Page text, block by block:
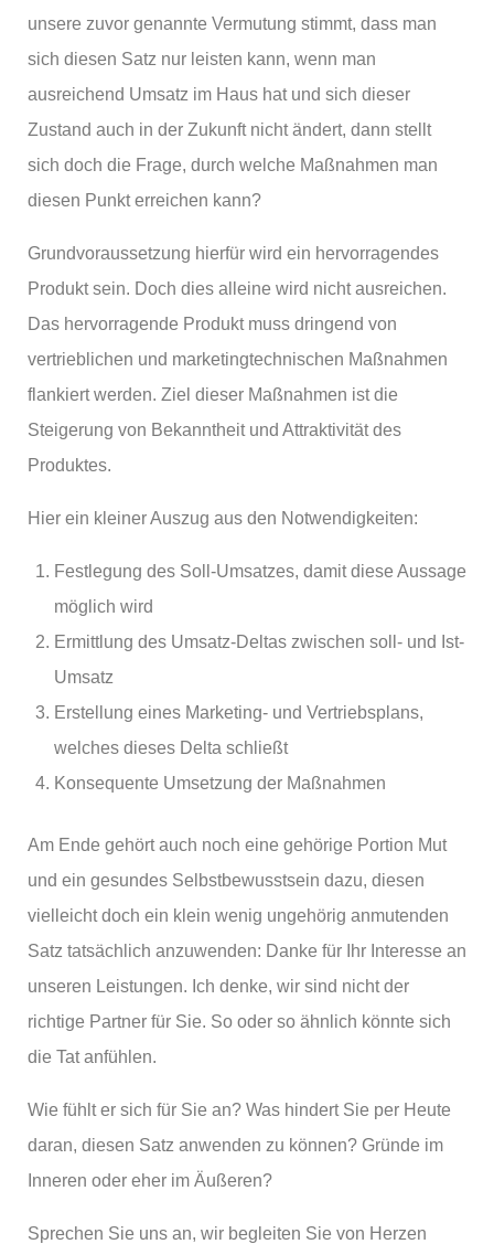
unsere zuvor genannte Vermutung stimmt, dass man
sich diesen Satz nur leisten kann, wenn man
ausreichend Umsatz im Haus hat und sich dieser
Zustand auch in der Zukunft nicht ändert, dann stellt
sich doch die Frage, durch welche Maßnahmen man
diesen Punkt erreichen kann?
Grundvoraussetzung hierfür wird ein hervorragendes
Produkt sein. Doch dies alleine wird nicht ausreichen.
Das hervorragende Produkt muss dringend von
vertrieblichen und marketingtechnischen Maßnahmen
flankiert werden. Ziel dieser Maßnahmen ist die
Steigerung von Bekanntheit und Attraktivität des
Produktes.
Hier ein kleiner Auszug aus den Notwendigkeiten:
Festlegung des Soll-Umsatzes, damit diese Aussage
möglich wird
Ermittlung des Umsatz-Deltas zwischen soll- und Ist-
Umsatz
Erstellung eines Marketing- und Vertriebsplans,
welches dieses Delta schließt
Konsequente Umsetzung der Maßnahmen
Am Ende gehört auch noch eine gehörige Portion Mut
und ein gesundes Selbstbewusstsein dazu, diesen
vielleicht doch ein klein wenig ungehörig anmutenden
Satz tatsächlich anzuwenden: Danke für Ihr Interesse an
unseren Leistungen. Ich denke, wir sind nicht der
richtige Partner für Sie. So oder so ähnlich könnte sich
die Tat anfühlen.
Wie fühlt er sich für Sie an? Was hindert Sie per Heute
daran, diesen Satz anwenden zu können? Gründe im
Inneren oder eher im Äußeren?
Sprechen Sie uns an, wir begleiten Sie von Herzen